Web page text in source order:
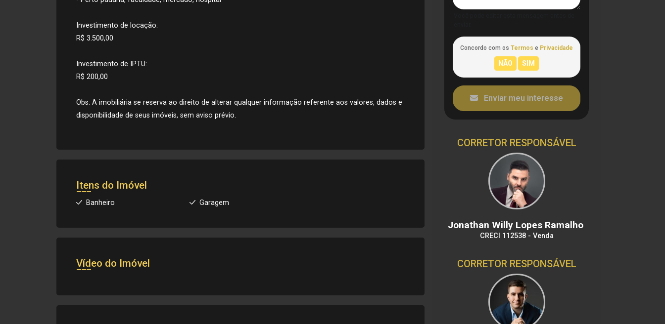
Investimento de locação:
R$ 3.500,00
Investimento de IPTU:
R$ 200,00
Obs: A imobiliária se reserva ao direito de alterar qualquer informação referente aos valores, dados e
disponibilidade de seus imóveis, sem aviso prévio.
Itens do Imóvel
Banheiro Garagem
Vídeo do Imóvel
Concordo com os Termos e Privacidade
Enviar meu interesse
CORRETOR RESPONSÁVEL
Jonathan Willy Lopes Ramalho
CRECI 112538 - Venda
CORRETOR RESPONSÁVEL